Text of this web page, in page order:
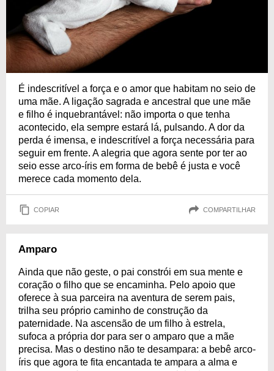
É indescritível a força e o amor que habitam no seio de
uma mãe. A ligação sagrada e ancestral que une mãe
e filho é inquebrantável: não importa o que tenha
acontecido, ela sempre estará lá, pulsando. A dor da
perda é imensa, e indescritível a força necessária para
seguir em frente. A alegria que agora sente por ter ao
seio esse arco-íris em forma de bebê é justa e você
merece cada momento dela.
COPIAR COMPARTILHAR
Amparo
Ainda que não geste, o pai constrói em sua mente e
coração o filho que se encaminha. Pelo apoio que
oferece à sua parceira na aventura de serem pais,
trilha seu próprio caminho de construção da
paternidade. Na ascensão de um filho à estrela,
sufoca a própria dor para ser o amparo que a mãe
precisa. Mas o destino não te desampara: a bebê arco-
íris que agora te fita encantada te ampara a alma e